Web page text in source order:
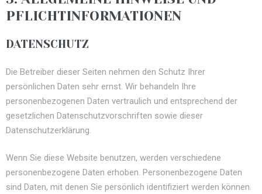
PFLICHTINFORMATIONEN
DATENSCHUTZ
Die Betreiber dieser Seiten nehmen den Schutz Ihrer
persönlichen Daten sehr ernst. Wir behandeln Ihre
personenbezogenen Daten vertraulich und entsprechend der
gesetzlichen Datenschutzvorschriften sowie dieser
Datenschutzerklärung.
Wenn Sie diese Website benutzen, werden verschiedene
personenbezogene Daten erhoben. Personenbezogene Daten
sind Daten, mit denen Sie persönlich identifiziert werden können.